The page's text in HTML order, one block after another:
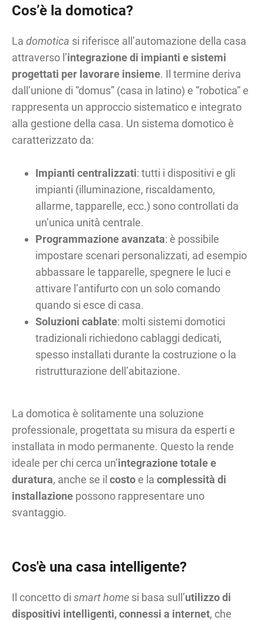
Cos’è la domotica?
Ladomotica si riferisce all’automazione della casa
attraverso l’integrazione di impianti e sistemi
progettati per lavorare insieme. Il termine deriva
dall’unione di “domus” (casa in latino) e “robotica” e
rappresenta un approccio sistematico e integrato
alla gestione della casa. Un sistema domotico è
caratterizzato da:
Impianti centralizzati: tutti i dispositivi e gli
impianti (illuminazione, riscaldamento,
allarme, tapparelle, ecc.) sono controllati da
un’unica unità centrale.
Programmazione avanzata: è possibile
impostare scenari personalizzati, ad esempio
abbassare le tapparelle, spegnere le luci e
attivare l’antifurto con un solo comando
quando si esce di casa.
Soluzioni cablate: molti sistemi domotici
tradizionali richiedono cablaggi dedicati,
spesso installati durante la costruzione o la
ristrutturazione dell’abitazione.
La domotica è solitamente una soluzione
professionale, progettata su misura da esperti e
installata in modo permanente. Questo la rende
ideale per chi cerca un’integrazione totale e
duratura, anche se ilcostoe lacomplessità di
installazione possono rappresentare uno
svantaggio.
Cos'è una casa intelligente?
Il concetto dismart home si basa sull’utilizzo di
dispositivi intelligenti, connessi a internet, che